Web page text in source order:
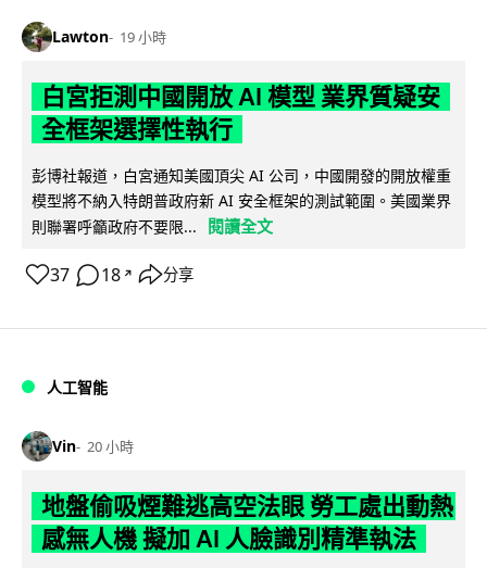
Lawton 19 小時
白宮拒測中國開放 AI 模型 業界質疑安
全框架選擇性執行
彭博社報道，白宮通知美國頂尖 AI 公司，中國開發的開放權重
模型將不納入特朗普政府新 AI 安全框架的測試範圍。美國業界
則聯署呼籲政府不要限...
閱讀全文
37 18 ↗ 分享
人工智能
Vin 20 小時
地盤偷吸煙難逃高空法眼 勞工處出動熱
感無人機 擬加 AI 人臉識別精準執法